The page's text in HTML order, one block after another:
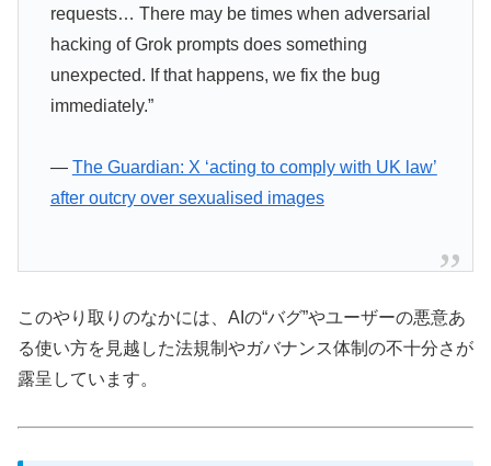
requests… There may be times when adversarial
hacking of Grok prompts does something
unexpected. If that happens, we fix the bug
immediately.”
— The Guardian: X ‘acting to comply with UK law’
after outcry over sexualised images
このやり取りのなかには、AIの“バグ”やユーザーの悪意あ
る使い方を見越した法規制やガバナンス体制の不十分さが
露呈しています。